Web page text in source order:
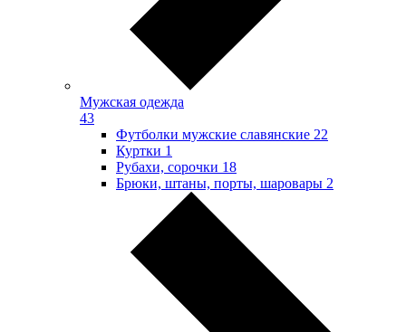
Мужская одежда
43
Футболки мужские славянские 22
Куртки 1
Рубахи, сорочки 18
Брюки, штаны, порты, шаровары 2